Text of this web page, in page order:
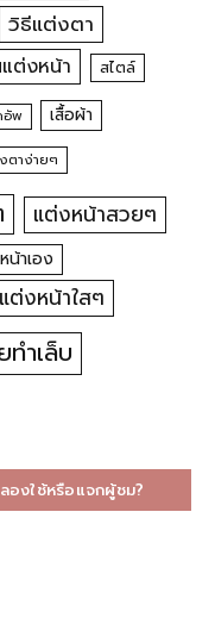
วิธีแต่งตา
ต่งหน้า สไตล์
อัพ เสื้อผ้า
ตาง่ายๆ
แต่งหน้าสวยๆ
น้าเอง
แต่งหน้าใสๆ
ทำเล็บ
องใช้หรือแจกผู้ชม?